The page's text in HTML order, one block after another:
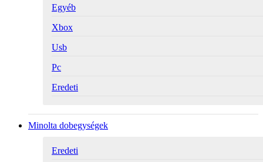
Egyéb
Xbox
Usb
Pc
Eredeti
Minolta dobegységek
Eredeti